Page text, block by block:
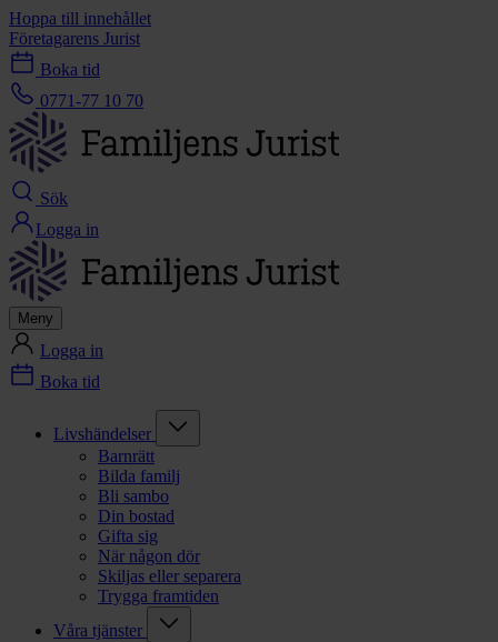
Hoppa till innehållet
Företagarens Jurist
Boka tid
0771-77 10 70
Sök
Logga in
Meny
Logga in
Boka tid
Livshändelser
Barnrätt
Bilda familj
Bli sambo
Din bostad
Gifta sig
När någon dör
Skiljas eller separera
Trygga framtiden
Våra tjänster